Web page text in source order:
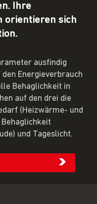
Ihre
orientieren sich
ausfindig
Energieverbrauch
Behaglichkeit in
auf den drei die
(Heizwärme- und
und Tageslicht.